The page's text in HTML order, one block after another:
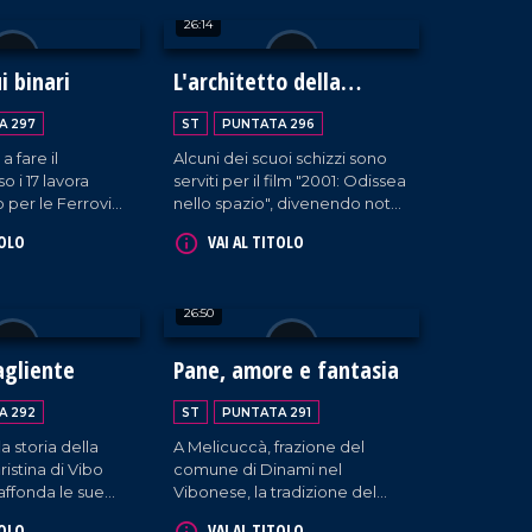
dove i
oggi parlano il
amata mamma. Una bella
testimonianza di come la
perseveranza ripaghi nel
tempo.
binari
297
a fare il
i 17 lavora
le Ferrovie
Una
anni,
accanto alla
26:14
L'architetto della
memoria
ST PUNTATA 296
Alcuni dei scuoi schizzi sono
serviti per il film "2001: Odissea
nello spazio", divenendo noto
L'artista Luigi Giffone racconta
nella sua Tropea.
VAI AL TITOLO
292
storia della
di Vibo
le sue
26:50
Pane, amore e fantasia
ST PUNTATA 291
A Melicuccà, frazione del
comune di Dinami nel
Vibonese, la tradizione del